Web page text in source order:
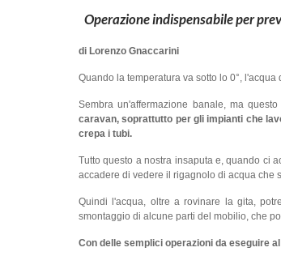
Operazione indispensabile per
di Lorenzo Gnaccarini
Quando la temperatura va sotto lo 0°, l'acqua
Sembra un'affermazione banale, ma
caravan, soprattutto per gli impianti che
crepa i tubi.
Tutto questo a nostra insaputa e, quando ci
accadere di vedere il rigagnolo di acqua che
Quindi l'acqua, oltre a rovinare la gita,
smontaggio di alcune parti del mobilio, che
Con delle semplici operazioni da eseguire